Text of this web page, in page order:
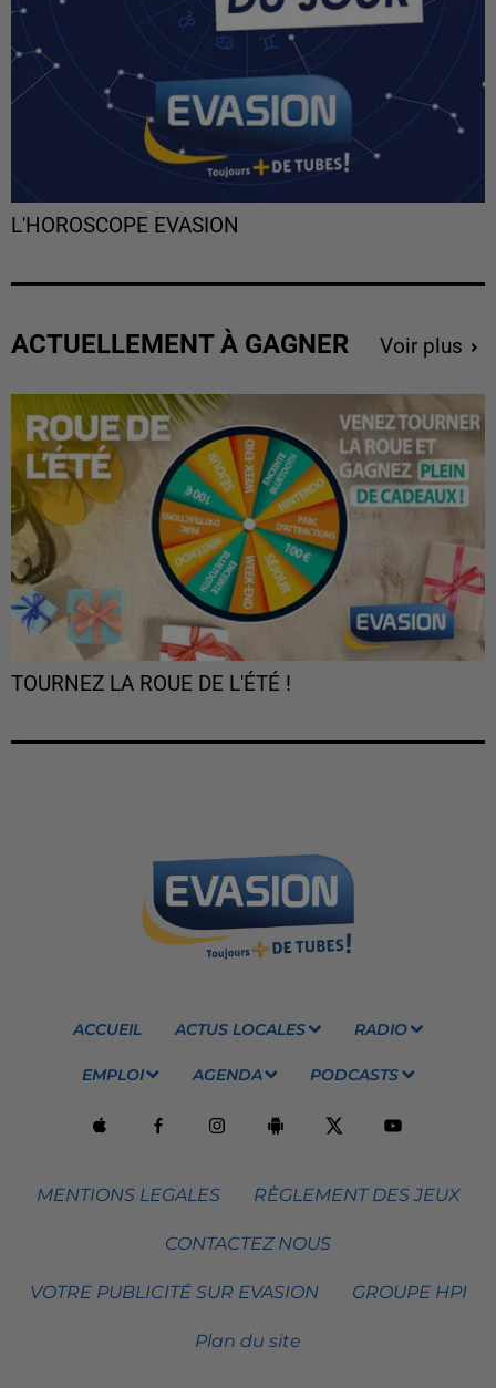
L'HOROSCOPE EVASION
ACTUELLEMENT À GAGNER Voir plus
TOURNEZ LA ROUE DE L'ÉTÉ !
ACCUEIL ACTUS LOCALES RADIO
EMPLOI AGENDA PODCASTS
MENTIONS LEGALES RÈGLEMENT DES JEUX
CONTACTEZ NOUS
VOTRE PUBLICITÉ SUR EVASION GROUPE HPI
Plan du site